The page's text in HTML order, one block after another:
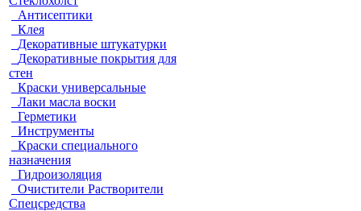
Антисептики
Клея
Декоративные штукатурки
Декоративные покрытия для
стен
Краски универсальные
Лаки масла воски
Герметики
Инструменты
Краски специального
назначения
Гидроизоляция
Очистители Растворители
Спецсредства